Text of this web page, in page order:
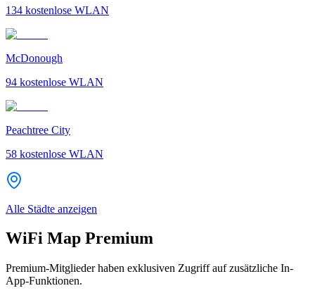
134 kostenlose WLAN
McDonough
94 kostenlose WLAN
Peachtree City
58 kostenlose WLAN
Alle Städte anzeigen
WiFi Map Premium
Premium-Mitglieder haben exklusiven Zugriff auf zusätzliche In-
App-Funktionen.